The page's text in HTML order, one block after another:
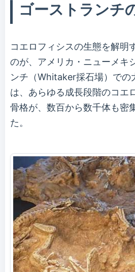
ゴーストランチ
コエロフィシスの生態を解明
のが、アメリカ・ニューメキ
ンチ（Whitaker採石場）での
は、あらゆる成長段階のコエ
骨格が、数百から数千体も密
た。